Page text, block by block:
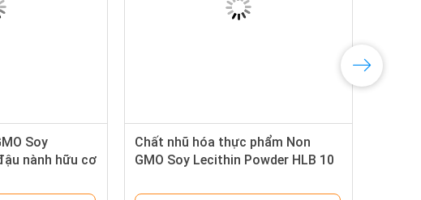
Soy
nành hữu cơ
Chất nhũ hóa thực phẩm Non
GMO Soy Lecithin Powder HLB 10